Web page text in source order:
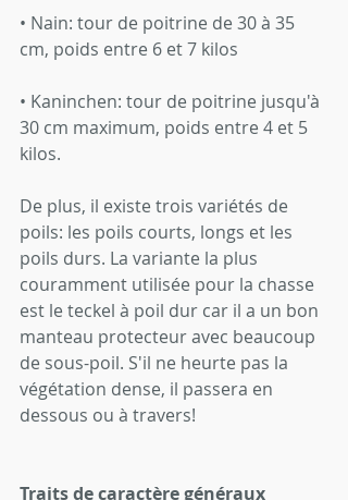
• Nain: tour de poitrine de 30 à 35
cm, poids entre 6 et 7 kilos
• Kaninchen: tour de poitrine jusqu'à
30 cm maximum, poids entre 4 et 5
kilos.
De plus, il existe trois variétés de
poils: les poils courts, longs et les
poils durs. La variante la plus
couramment utilisée pour la chasse
est le teckel à poil dur car il a un bon
manteau protecteur avec beaucoup
de sous-poil. S'il ne heurte pas la
végétation dense, il passera en
dessous ou à travers!
Traits de caractère généraux